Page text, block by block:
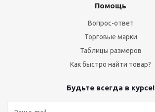
Помощь
Вопрос-ответ
Торговые марки
Таблицы размеров
Как быстро найти товар?
Будьте всегда в курсе!